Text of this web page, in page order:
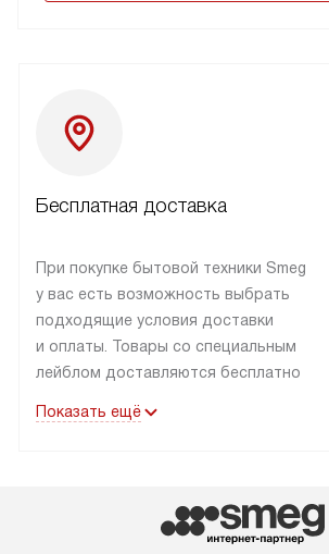
Бесплатная доставка
При покупке бытовой техники Smeg
у вас есть возможность выбрать
подходящие условия доставки
и оплаты. Товары со специальным
лейблом доставляются бесплатно
до подъезда. Доставка за пределы
маркировку «в наличии», может
быть отправлен покупателю
Показать ещё